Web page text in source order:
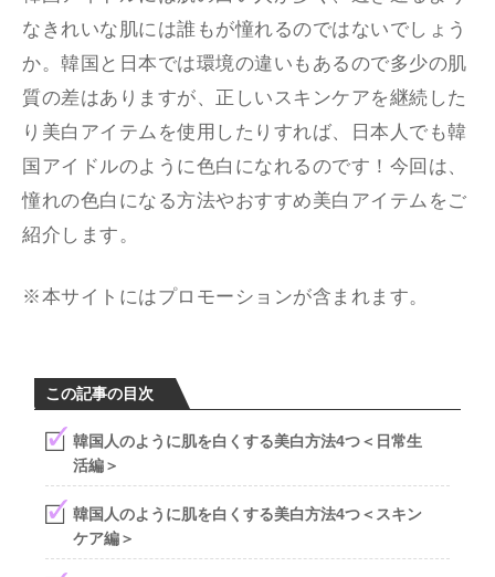
なきれいな肌には誰もが憧れるのではないでしょう
か。韓国と日本では環境の違いもあるので多少の肌
質の差はありますが、正しいスキンケアを継続した
り美白アイテムを使用したりすれば、日本人でも韓
国アイドルのように色白になれるのです！今回は、
憧れの色白になる方法やおすすめ美白アイテムをご
紹介します。
※本サイトにはプロモーションが含まれます。
この記事の目次
韓国人のように肌を白くする美白方法4つ＜日常生
活編＞
韓国人のように肌を白くする美白方法4つ＜スキン
ケア編＞